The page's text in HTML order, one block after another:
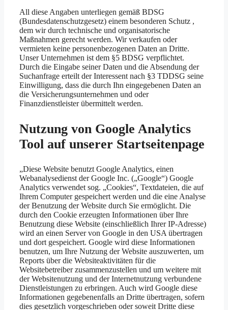
All diese Angaben unterliegen gemäß BDSG
(Bundesdatenschutzgesetz) einem besonderen Schutz ,
dem wir durch technische und organisatorische
Maßnahmen gerecht werden. Wir verkaufen oder
vermieten keine personenbezogenen Daten an Dritte.
Unser Unternehmen ist dem §5 BDSG verpflichtet.
Durch die Eingabe seiner Daten und die Absendung der
Suchanfrage erteilt der Interessent nach §3 TDDSG seine
Einwilligung, dass die durch Ihn eingegebenen Daten an
die Versicherungsunternehmen und oder
Finanzdienstleister übermittelt werden.
Nutzung von Google Analytics
Tool auf unserer Startseitenpage
„Diese Website benutzt Google Analytics, einen
Webanalysedienst der Google Inc. („Google“) Google
Analytics verwendet sog. „Cookies“, Textdateien, die auf
Ihrem Computer gespeichert werden und die eine Analyse
der Benutzung der Website durch Sie ermöglicht. Die
durch den Cookie erzeugten Informationen über Ihre
Benutzung diese Website (einschließlich Ihrer IP-Adresse)
wird an einen Server von Google in den USA übertragen
und dort gespeichert. Google wird diese Informationen
benutzen, um Ihre Nutzung der Website auszuwerten, um
Reports über die Websiteaktivitäten für die
Websitebetreiber zusammenzustellen und um weitere mit
der Websitenutzung und der Internetnutzung verbundene
Dienstleistungen zu erbringen. Auch wird Google diese
Informationen gegebenenfalls an Dritte übertragen, sofern
dies gesetzlich vorgeschrieben oder soweit Dritte diese